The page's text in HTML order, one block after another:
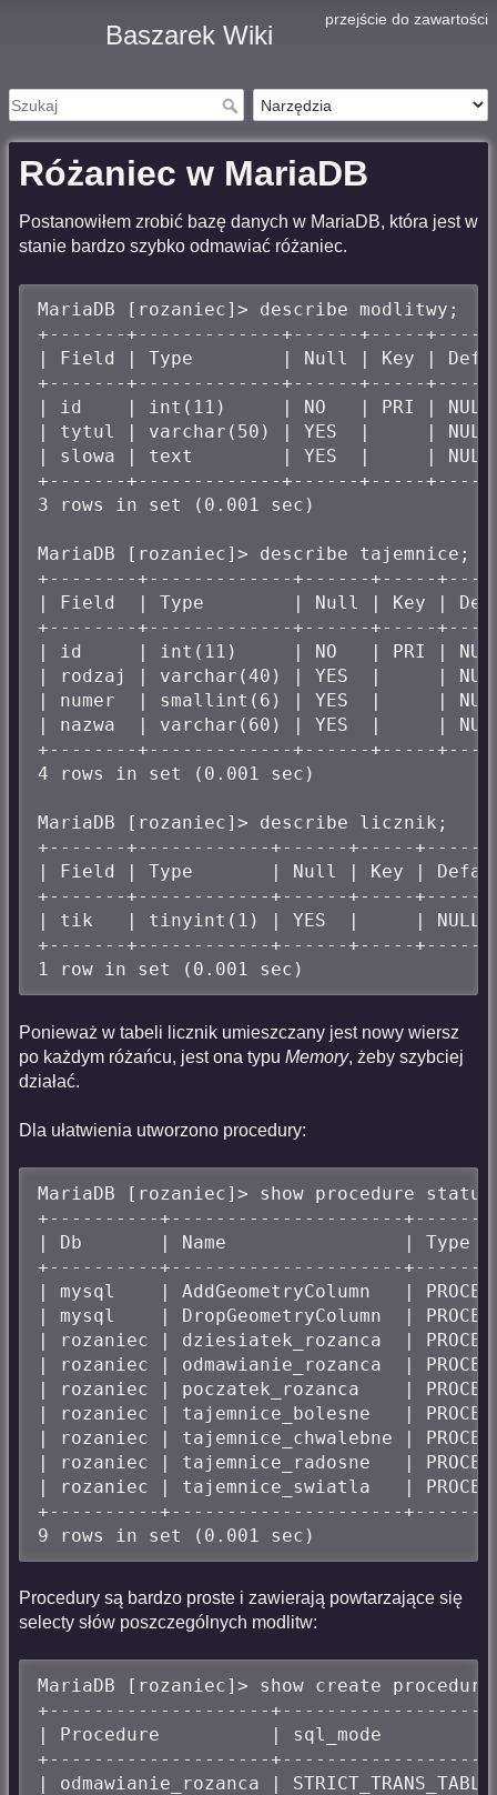
przejście do zawartości
Baszarek Wiki
Różaniec w MariaDB
Postanowiłem zrobić bazę danych w MariaDB, która jest w
stanie bardzo szybko odmawiać różaniec.
MariaDB [rozaniec]> describe modlitwy;
+-------+-------------+------+-----
| Field | Type        | Null | Key |
+-------+-------------+------+-----
| id    | int(11)     | NO   | PRI | NULL
| tytul | varchar(50) | YES  |     |
| slowa | text        | YES  |     |
+-------+-------------+------+-----
3 rows in set (0.001 sec)
MariaDB [rozaniec]> describe tajemnice;
+--------+-------------+------+-----
| Field  | Type        | Null | Key |
+--------+-------------+------+-----
| id     | int(11)     | NO   | PRI |
| rodzaj | varchar(40) | YES  |     |
| numer  | smallint(6) | YES  |     |
| nazwa  | varchar(60) | YES  |     |
+--------+-------------+------+-----
4 rows in set (0.001 sec)
MariaDB [rozaniec]> describe licznik;
+-------+------------+------+-----
| Field | Type       | Null | Key |
+-------+------------+------+-----
| tik   | tinyint(1) | YES  |     |
+-------+------------+------+-----
1 row in set (0.001 sec)
Ponieważ w tabeli licznik umieszczany jest nowy wiersz
po każdym różańcu, jest ona typu Memory, żeby szybciej
działać.
Dla ułatwienia utworzono procedury:
MariaDB [rozaniec]> show procedure
+----------+---------------------
| Db       | Name                | Type
+----------+---------------------
| mysql    | AddGeometryColumn   |
| mysql    | DropGeometryColumn  |
| rozaniec | dziesiatek_rozanca  |
| rozaniec | odmawianie_rozanca  |
| rozaniec | poczatek_rozanca    |
| rozaniec | tajemnice_bolesne   |
| rozaniec | tajemnice_chwalebne |
| rozaniec | tajemnice_radosne   |
| rozaniec | tajemnice_swiatla   |
+----------+---------------------
9 rows in set (0.001 sec)
Procedury są bardzo proste i zawierają powtarzające się
selecty słów poszczególnych modlitw:
MariaDB [rozaniec]> show create procedure
+--------------------
| Procedure          | sql_mode
+--------------------
| odmawianie_rozanca |